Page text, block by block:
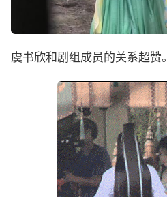
虞书欣和剧组成员的关系超赞。